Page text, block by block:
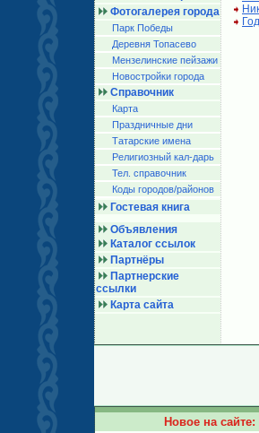
Фотогалерея города
Парк Победы
Деревня Топасево
Мензелинские пейзажи
Новостройки города
Справочник
Карта
Праздничные дни
Татарские имена
Религиозный кал-дарь
Тел. справочник
Коды городов/райoнов
Гостевая книга
Объявления
Каталог ссылок
Партнёры
Партнерские
ссылки
Карта сайта
Новое на сайте: